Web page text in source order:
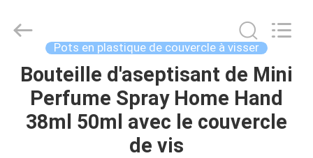
MAISON
PRODUITS
Packaging
Products
Reserved.
Developed
Pots en plastique de couvercle à visser
Bouteille d'aseptisant de Mini
Perfume Spray Home Hand
38ml 50ml avec le couvercle
de vis